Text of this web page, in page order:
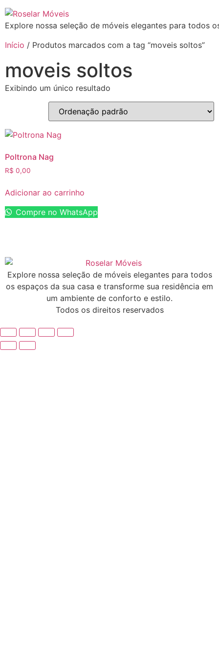
Explore nossa seleção de móveis elegantes para todos
Início / Produtos marcados com a tag “moveis soltos”
moveis soltos
Exibindo um único resultado
Poltrona Nag
R$ 0,00
Adicionar ao carrinho
Compre no WhatsApp
Explore nossa seleção de móveis elegantes para todos
os espaços da sua casa e transforme sua residência em
um ambiente de conforto e estilo.
Todos os direitos reservados